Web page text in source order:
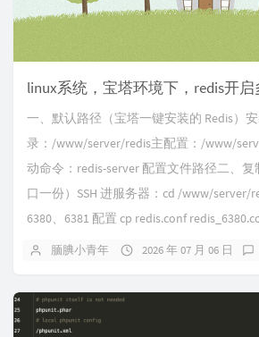
linux系统，宝塔环境下，redis开启
一、默认路径（宝塔一键安装的 Redis）
录：/www/server/redis主配置：/www/
动命令：redis-server 配置文件路径二、
口一份）SSH 进服务器：cd /www/server/
6380、6381 配置 cp redis.conf
腼腆小青年 2026 年 07 月 06 日